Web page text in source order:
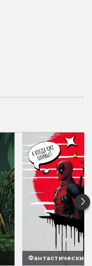
Фантастические